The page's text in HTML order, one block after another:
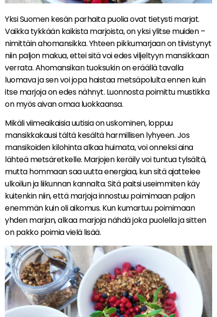
Yksi Suomen kesän parhaita puolia ovat tietysti marjat.
Vaikka tykkään kaikista marjoista, on yksi ylitse muiden –
nimittäin ahomansikka. Yhteen pikkumarjaan on tiivistynyt
niin paljon makua, ettei sitä voi edes viljeltyyn mansikkaan
verrata. Ahomansikan tuoksukin on eräällä tavalla
luomava ja sen voi jopa haistaa metsäpolulta ennen kuin
itse marjoja on edes nähnyt. Luonnosta poimittu mustikka
on myös aivan omaa luokkaansa.
Mikäli viimeaikaisia uutisia on uskominen, loppuu
mansikkakausi tältä kesältä harmillisen lyhyeen. Jos
mansikoiden kilohinta alkaa huimata, voi onneksi aina
lähteä metsäretkelle. Marjojen keräily voi tuntua tylsältä,
mutta hommaan saa uutta energiaa, kun sitä ajattelee
ulkoilun ja liikunnan kannalta. Sitä paitsi useimmiten käy
kuitenkin niin, että marjoja innostuu poimimaan paljon
enemmän kuin oli aikomus. Kun kumartuu poimimaan
yhden marjan, alkaa marjoja nähdä joka puolella ja sitten
on pakko poimia vielä lisää.